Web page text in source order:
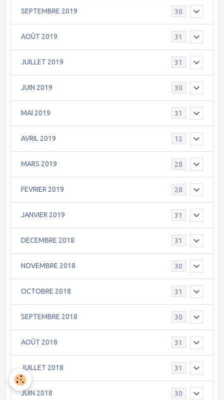
SEPTEMBRE 2019 30
AOÛT 2019 31
JUILLET 2019 31
JUIN 2019 30
MAI 2019 31
AVRIL 2019 12
MARS 2019 28
FEVRIER 2019 28
JANVIER 2019 31
DECEMBRE 2018 31
NOVEMBRE 2018 30
OCTOBRE 2018 31
SEPTEMBRE 2018 30
AOÛT 2018 31
JUILLET 2018 31
JUIN 2018 30